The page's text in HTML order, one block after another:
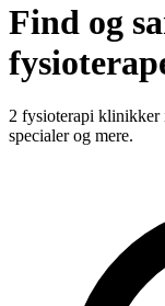
Find og
2 fysioterapi klinikker
specialer og mere.